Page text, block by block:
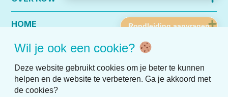
HOME
PRAKTISCHE INFO
Wil je ook een cookie?
Deze website gebruikt cookies om je beter te kunnen
helpen en de website te verbeteren. Ga je akkoord met
de cookies?